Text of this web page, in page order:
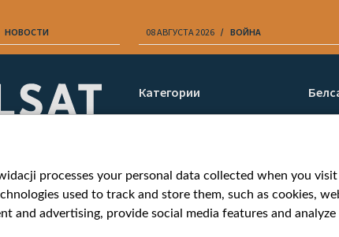
НОВОСТИ 08 АВГУСТА 2026 ВОЙНА
Категории
Новости
Онлайн
О нас
Как
processes your personal data collected when you
used to track and store them, such as cookies,
and advertising, provide social media features and